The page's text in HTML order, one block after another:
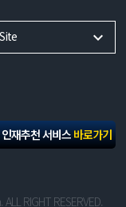
재추천 서비스바로가기
RIGHT RESERVED.